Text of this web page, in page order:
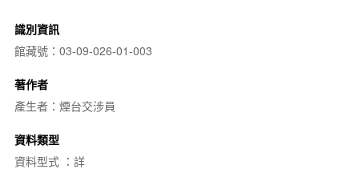
識別資訊
館藏號：03-09-026-01-003
著作者
產生者：煙台交涉員
資料類型
資料型式 ：詳